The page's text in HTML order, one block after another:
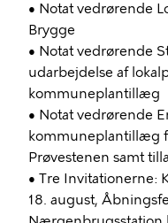
• Notat vedrørende
Brygge
• Notat vedrørende
udarbejdelse af
kommuneplantillæg
• Notat vedrørende
kommuneplantillæg
Prøvestenen samt
• Tre Invitationerne:
18. august,